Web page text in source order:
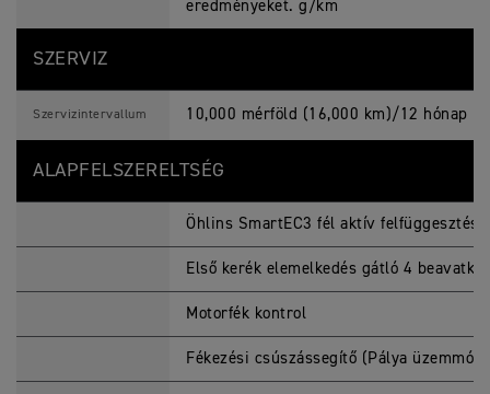
eredményeket. g/km
SZERVIZ
Szervizintervallum 10,000 mérföld (16,000 km)/12 hónap
ALAPFELSZERELTSÉG
Öhlins SmartEC3 fél aktív felfüggesztés
Első kerék elemelkedés gátló 4
Motorfék kontrol
Fékezési csúszássegítő (Pálya